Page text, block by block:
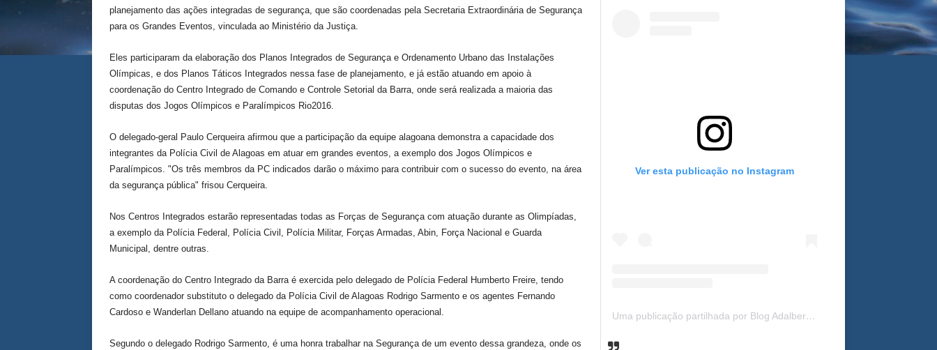
planejamento das ações integradas de segurança, que são coordenadas pela Secretaria Extraordinária de Segurança
para os Grandes Eventos, vinculada ao Ministério da Justiça.
Eles participaram da elaboração dos Planos Integrados de Segurança e Ordenamento Urbano das Instalações
Olímpicas, e dos Planos Táticos Integrados nessa fase de planejamento, e já estão atuando em apoio à
coordenação do Centro Integrado de Comando e Controle Setorial da Barra, onde será realizada a maioria das
disputas dos Jogos Olímpicos e Paralímpicos Rio2016.
O delegado-geral Paulo Cerqueira afirmou que a participação da equipe alagoana demonstra a capacidade dos
integrantes da Polícia Civil de Alagoas em atuar em grandes eventos, a exemplo dos Jogos Olímpicos e
Paralímpicos. "Os três membros da PC indicados darão o máximo para contribuir com o sucesso do evento, na área
da segurança pública" frisou Cerqueira.
Nos Centros Integrados estarão representadas todas as Forças de Segurança com atuação durante as Olimpíadas,
a exemplo da Polícia Federal, Polícia Civil, Polícia Militar, Forças Armadas, Abin, Força Nacional e Guarda
Municipal, dentre outras.
A coordenação do Centro Integrado da Barra é exercida pelo delegado de Polícia Federal Humberto Freire, tendo
como coordenador substituto o delegado da Polícia Civil de Alagoas Rodrigo Sarmento e os agentes Fernando
Cardoso e Wanderlan Dellano atuando na equipe de acompanhamento operacional.
Segundo o delegado Rodrigo Sarmento, é uma honra trabalhar na Segurança de um evento dessa grandeza, onde os
Ver esta publicação no Instagram
Uma publicação partilhada por Blog Adalberto Gomes Noticias (@blogadalbertogomesnoticiass)